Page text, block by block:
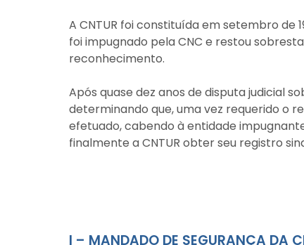
A CNTUR foi constituída em setembro de
foi impugnado pela CNC e restou
reconhecimento.
Após quase dez anos de disputa judicial
determinando que, uma vez requerido o
efetuado, cabendo à entidade
finalmente a CNTUR obter seu registro
I – MANDADO DE SEGURANÇA DA